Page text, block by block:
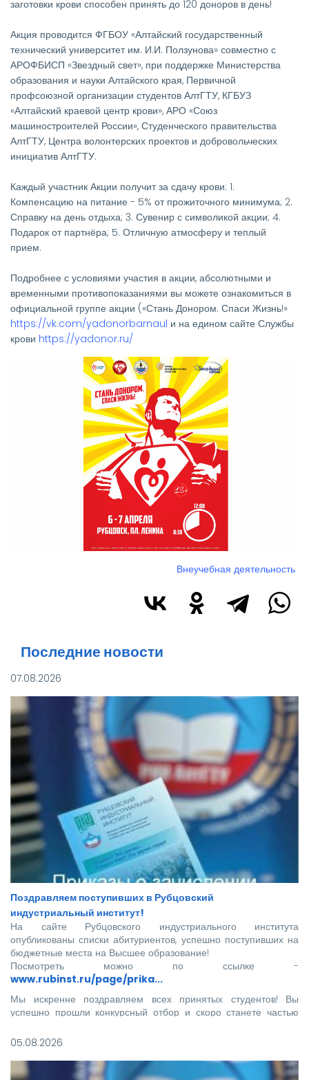
заготовки крови способен принять до 120 доноров в день!
Акция проводится ФГБОУ «Алтайский государственный
технический университет им. И.И. Ползунова» совместно с
АРОФБИСП «Звездный свет», при поддержке Министерства
образования и науки Алтайского края, Первичной
профсоюзной организации студентов АлтГТУ, КГБУЗ
«Алтайский краевой центр крови», АРО «Союз
машиностроителей России», Студенческого правительства
АлтГТУ, Центра волонтерских проектов и добровольческих
инициатив АлтГТУ.
Каждый участник Акции получит за сдачу крови: 1.
Компенсацию на питание - 5% от прожиточного минимума; 2.
Справку на день отдыха; 3. Сувенир с символикой акции; 4.
Подарок от партнёра; 5. Отличную атмосферу и теплый
прием.
Подробнее с условиями участия в акции, абсолютными и
временными противопоказаниями вы можете ознакомиться в
официальной группе акции («Стань Донором. Спаси Жизнь!»
https://vk.com/yadonorbarnaul и на едином сайте Службы
крови https://yadonor.ru/
Внеучебная деятельность
Последние новости
07.08.2026
Поздравляем поступивших в Рубцовский
индустриальный институт!
На сайте Рубцовского индустриального института
опубликованы списки абитуриентов, успешно поступивших на
бюджетные места на Высшее образование!
Посмотреть можно по ссылке -
www.rubinst.ru/page/prika...
Мы искренне поздравляем всех принятых студентов! Вы
успешно прошли конкурсный отбор и скоро станете частью
05.08.2026